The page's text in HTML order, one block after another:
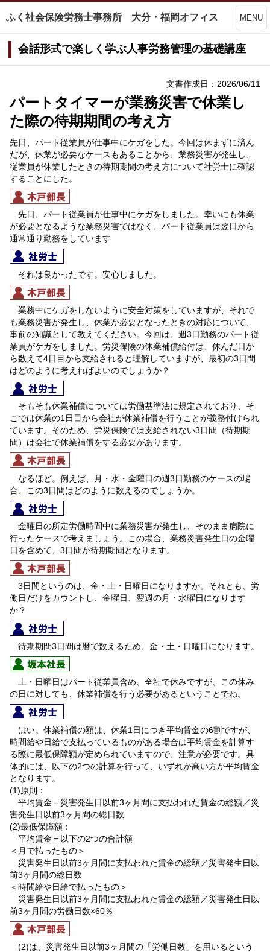
ふく社会保険労務士事務所 大分・福岡オフィス MENU
会話形式で楽しく学ぶ人事労務管理の基礎講座
文書作成日：2026/06/11
パートタイマーが業務災害で休業し
た際の待期期間の考え方
先日、パート従業員が仕事中にケガをした。今回は休まずに済ん
だが、休業が必要なケースもあることから、業務災害が発生し、
従業員が休業したときの待期期間の考え方について社労士に確認
することにした。
先日、パート従業員が仕事中にケガをしました。幸いにも休業
が必要となるような業務災害ではなく、パート従業員は翌日から
通常通り勤務をしています
それは良かったです。安心しました。
業務中にケガをしないように安全対策をしていますが、それで
も業務災害が発生し、休業が必要となったときの対応について、
事前の知識として教えてください。今回は、週3日勤務のパート従
業員がケガをしました。労災保険の休業補償給付は、休んだ日か
ら数えて4日目から支給されると理解していますが、最初の3日間
はどのように考えればよいのでしょうか？
そもそも休業補償については労働基準法に規定されており、そ
こでは休業の1日目から会社が休業補償を行うことが義務付けられ
ています。そのため、労災保険では支給されない3日間（待期期
間）は会社で休業補償をする必要があります。
なるほど。例えば、月・水・金曜日の週3日勤務のケースの場
合、この3日間はどのように数えるのでしょうか。
金曜日の所定労働時間中に業務災害が発生し、そのまま病院に
行ったケースで考えましょう。この場合、業務災害発生日の金曜
日を含めて、3日間が待期期間となります。
3日間というのは、金・土・日曜日になりますか。それとも、労
働日だけをカウントし、金曜日、翌週の月・水曜日になります
か？
待期期間3日間は暦で数えるため、金・土・日曜日になります。
土・日曜日はパート従業員含め、全社で休みですが、この休み
の日に対しても、休業補償を行う必要があるということでね。
はい。休業補償の額は、休業1日につき平均賃金の6割ですが、
時間給や日給で支払っているものがある場合は平均賃金を計算す
る際に最低保障額が定められていますので、注意が必要です。具
体的には、以下の2つの計算を行って、いずれか高い方が平均賃金
となります。
(1)原則：
平均賃金＝災害発生日以前3ヶ月間に支払われた賃金の総額／災
害発生日以前3ヶ月間の総日数
(2)最低保障額：
平均賃金＝以下の2つの合計額
＜月で払ったもの＞
災害発生日以前3ヶ月間に支払われた賃金の総額／災害発生日以
前3ヶ月間の総日数
＜時間給や日給で払ったもの＞
災害発生日以前3ヶ月間に支払われた賃金の総額／災害発生日以
前3ヶ月間の労働日数×60％
(2)は、災害発生日以前3ヶ月間の「労働日数」を用いるという